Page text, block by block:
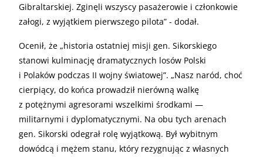
Gibraltarskiej. Zginęli wszyscy pasażerowie i członkowie
załogi, z wyjątkiem pierwszego pilota” - dodał.
Ocenił, że „historia ostatniej misji gen. Sikorskiego
stanowi kulminację dramatycznych losów Polski
i Polaków podczas II wojny światowej”. „Nasz naród, choć
cierpiący, do końca prowadził nierówną walkę
z potężnymi agresorami wszelkimi środkami —
militarnymi i dyplomatycznymi. Na obu tych arenach
gen. Sikorski odegrał rolę wyjątkową. Był wybitnym
dowódcą i mężem stanu, który rezygnując z własnych